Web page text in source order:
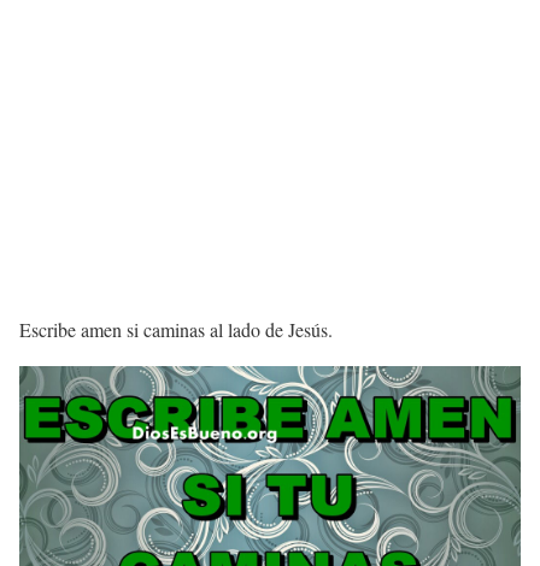
Escribe amen si caminas al lado de Jesús.